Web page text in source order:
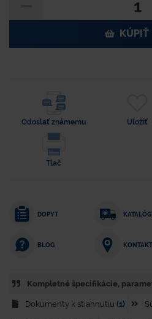
KÚPIŤ
Odoslať známemu Uložiť
Tlač
DOPYT
BLOG
Kompletné špecifikácie,
Dokumenty k stiahnutiu (1)